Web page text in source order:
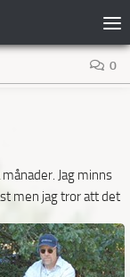
0
Jag minns
men jag tror att det